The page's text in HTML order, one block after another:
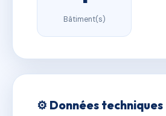
Bâtiment(s)
⚙️ Données techniques